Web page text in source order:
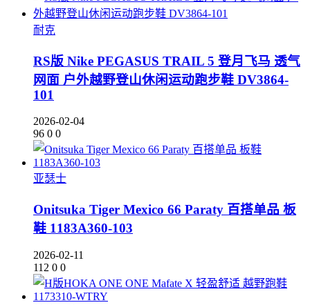
耐克
RS版 Nike PEGASUS TRAIL 5 登月飞马 透气
网面 户外越野登山休闲运动跑步鞋 DV3864-
101
2026-02-04
96 0 0
亚瑟士
Onitsuka Tiger Mexico 66 Paraty 百搭单品 板
鞋 1183A360-103
2026-02-11
112 0 0